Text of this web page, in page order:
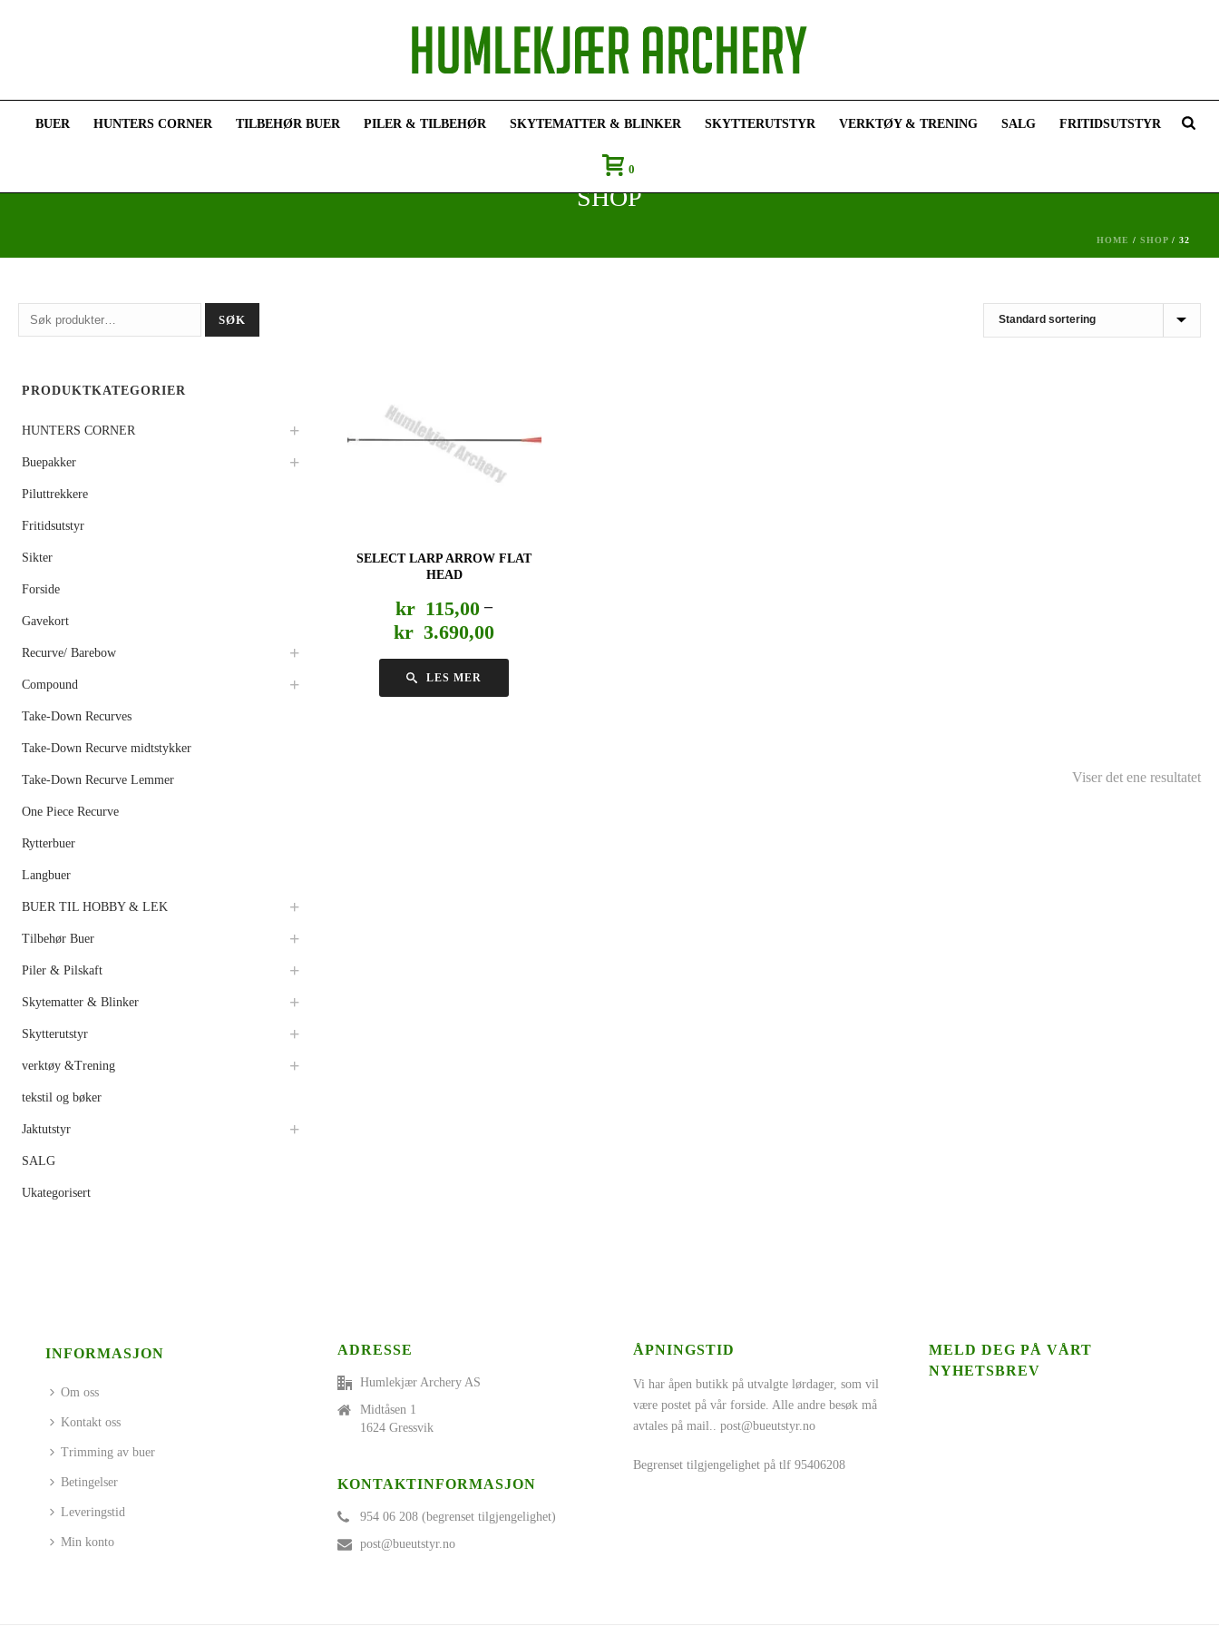
BUER HUNTERS CORNER TILBEHØR BUER PILER & TILBEHØR SKYTEMATTER & BLINKER SKYTTERUTSTYR VERKTØY & TRENING SALG FRITIDSUTSTYR
0
SHOP
HOME / SHOP / 32
SELECT LARP ARROW FLAT
HEAD
kr 115,00 –
kr 3.690,00Prisområde:
LES MER
Viser det ene resultatet
Søk
etter:
SØK
PRODUKTKATEGORIER
HUNTERS CORNER
Buepakker
Piluttrekkere
Fritidsutstyr
Sikter
Forside
Gavekort
Recurve/ Barebow
Compound
Take-Down Recurves
Take-Down Recurve midtstykker
Take-Down Recurve Lemmer
One Piece Recurve
Rytterbuer
Langbuer
BUER TIL HOBBY & LEK
Tilbehør Buer
Piler & Pilskaft
Skytematter & Blinker
Skytterutstyr
verktøy &Trening
tekstil og bøker
Jaktutstyr
SALG
Ukategorisert
INFORMASJON
Om oss
Kontakt oss
Trimming av buer
Betingelser
Leveringstid
Min konto
ADRESSE
Humlekjær Archery AS
Midtåsen 1
1624 Gressvik
KONTAKTINFORMASJON
954 06 208 (begrenset tilgjengelighet)
post@bueutstyr.no
ÅPNINGSTID
Vi har åpen butikk på utvalgte lørdager, som vil
være postet på vår forside. Alle andre besøk må
avtales på mail..post@bueutstyr.no
Begrenset tilgjengelighet på tlf 95406208
MELD DEG PÅ VÅRT
NYHETSBREV